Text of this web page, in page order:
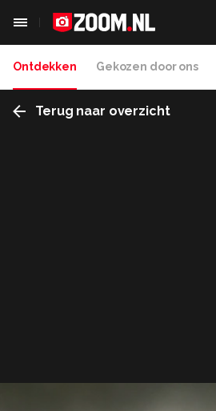
Ontdekken Gekozen door ons
Terug naar overzicht